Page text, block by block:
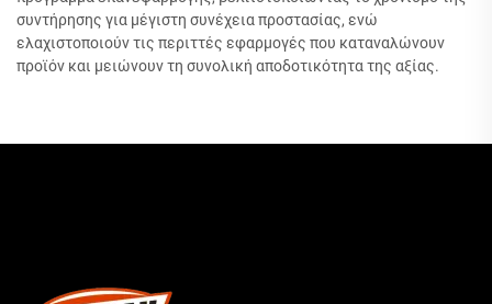
συντήρησης για μέγιστη συνέχεια προστασίας, ενώ
ελαχιστοποιούν τις περιττές εφαρμογές που καταναλώνουν
προϊόν και μειώνουν τη συνολική αποδοτικότητα της αξίας.